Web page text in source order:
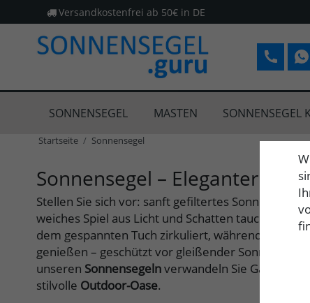
Versandkostenfrei ab 50€ in DE
SONNENSEGEL MASTEN SONNENSEGEL
Startseite Sonnensegel
Sonnensegel – Eleganter
Stellen Sie sich vor: sanft gefiltertes Sonnenlicht,
weiches Spiel aus Licht und Schatten taucht. Ein
dem gespannten Tuch zirkuliert, während Sie
genießen – geschützt vor gleißender Sonne und
unseren Sonnensegelnverwandeln Sie Garten,
stilvolle Outdoor-Oase.